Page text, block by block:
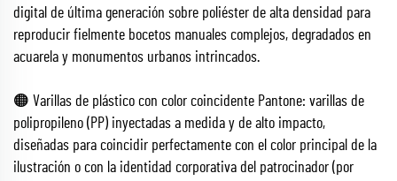
digital de última generación sobre poliéster de alta densidad para
reproducir fielmente bocetos manuales complejos, degradados en
acuarela y monumentos urbanos intrincados.
🟠 Varillas de plástico con color coincidente Pantone: varillas de
polipropileno (PP) inyectadas a medida y de alto impacto,
diseñadas para coincidir perfectamente con el color principal de la
ilustración o con la identidad corporativa del patrocinador (por